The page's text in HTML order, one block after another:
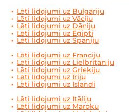
Lēti lidojumi uz Bulgāriju
Lēti lidojumi uz Vāciju
Lēti lidojumi uz Dāniju
Lēti lidojumi uz Ēģipti
Lēti lidojumi uz Spāniju
Lēti lidojumi uz Franciju
Lēti lidojumi uz Lielbritāniju
Lēti lidojumi uz Grieķiju
Lēti lidojumi uz Īriju
Lēti lidojumi uz Islandi
Lēti lidojumi uz Itāliju
Lēti lidojumi uz Maroku